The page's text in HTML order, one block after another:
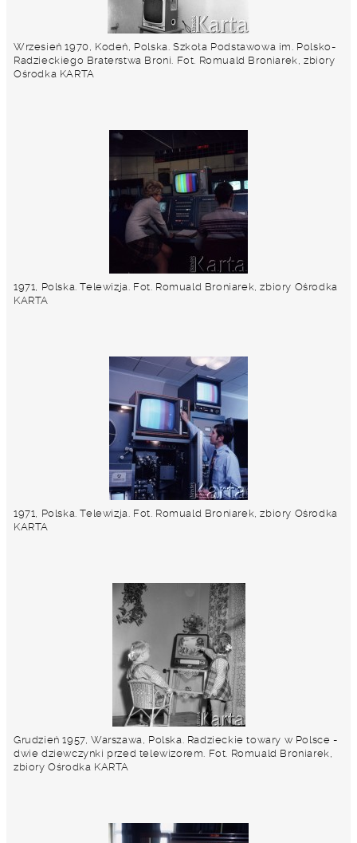
Wrzesień 1970, Kodeń, Polska. Szkoła Podstawowa im. Polsko-
Radzieckiego Braterstwa Broni. Fot. Romuald Broniarek, zbiory
Ośrodka KARTA
1971, Polska. Telewizja. Fot. Romuald Broniarek, zbiory Ośrodka
KARTA
1971, Polska. Telewizja. Fot. Romuald Broniarek, zbiory Ośrodka
KARTA
Grudzień 1957, Warszawa, Polska. Radzieckie towary w Polsce -
dwie dziewczynki przed telewizorem. Fot. Romuald Broniarek,
zbiory Ośrodka KARTA